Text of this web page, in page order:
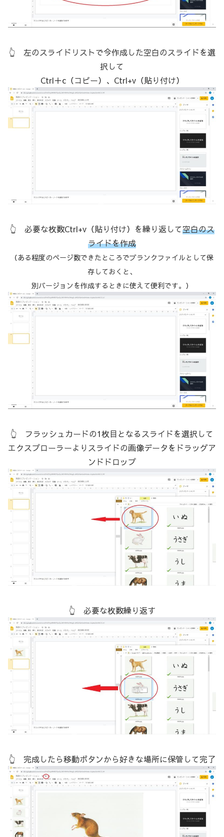
👆 左のスライドリストで今作成した空白のスライドを選
択して
Ctrl＋c（コピー）、Ctrl+v（貼り付け）
👆 必要な枚数Ctrl+v（貼り付け）を繰り返して空白のス
ライドを作成
（ある程度のページ数できたところでブランクファイルとして保
存しておくと、
別バージョンを作成するときに使えて便利です。）
👆 フラッシュカードの1枚目となるスライドを選択して
エクスプローラーよりスライドの画像データをドラッグア
ンドドロップ
👆 必要な枚数繰り返す
👆 完成したら移動ボタンから好きな場所に保管して完了